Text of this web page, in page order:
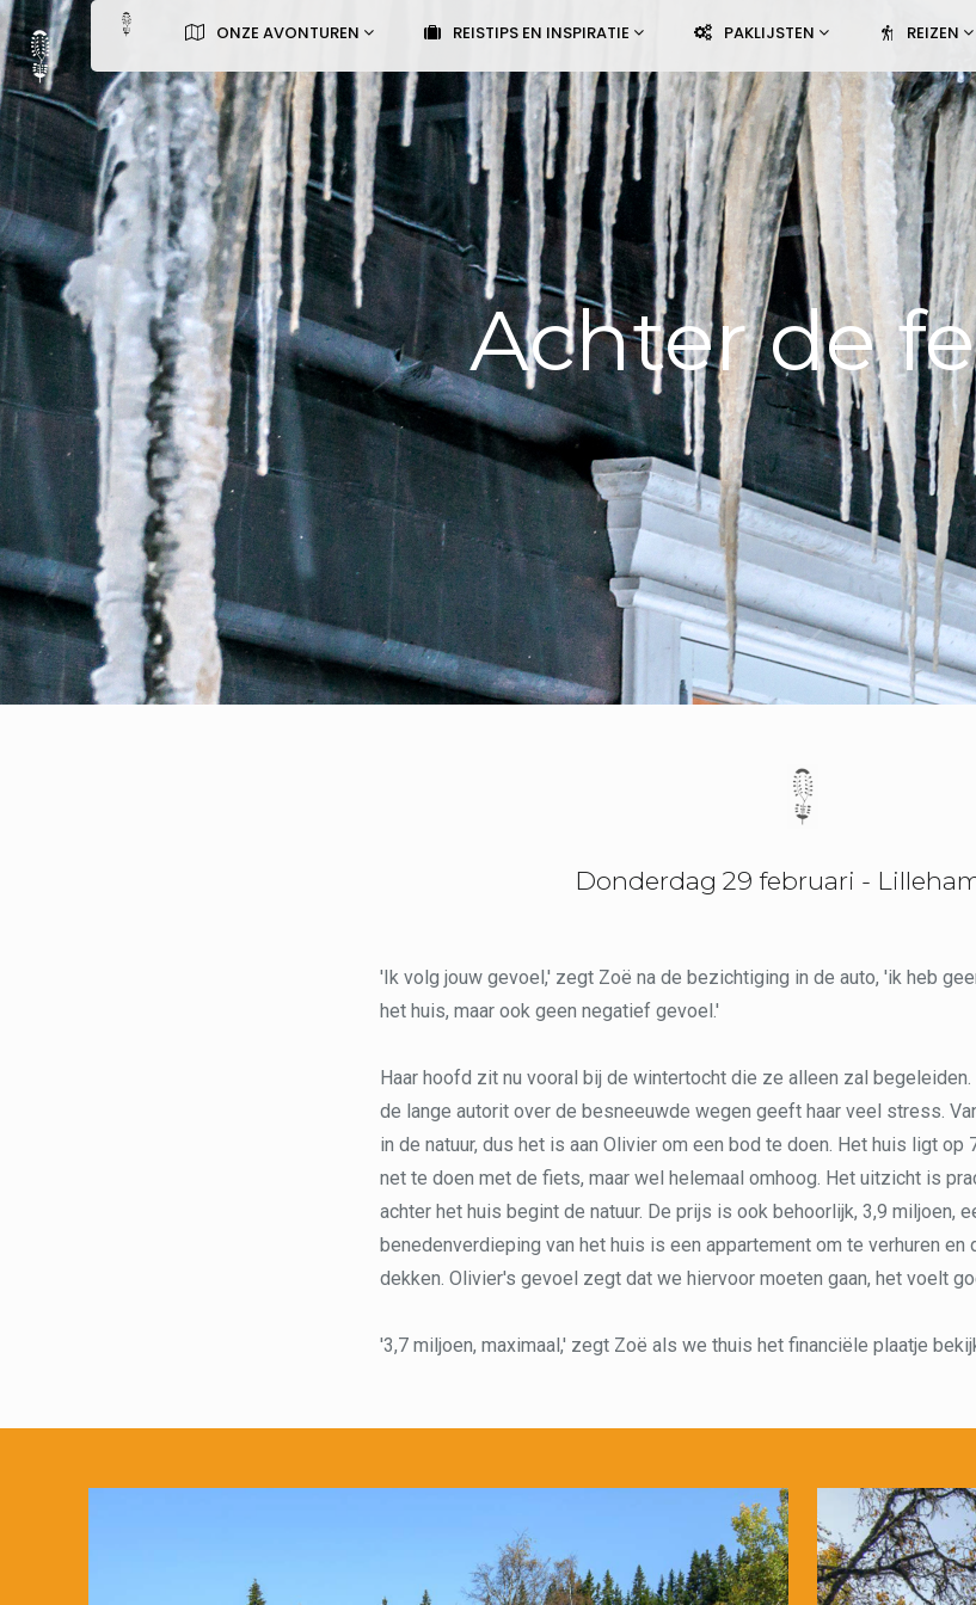
ONZE AVONTUREN REISTIPS EN INSPIRATIE PAKLIJSTEN REIZEN
Achter de
Donderdag 29 februari -
'Ik volg jouw gevoel,' zegt Zoë na de bezichtiging in de auto, 'ik heb
het huis, maar ook geen negatief gevoel.'
Haar hoofd zit nu vooral bij de wintertocht die ze alleen zal
de lange autorit over de besneeuwde wegen geeft haar veel stress.
in de natuur, dus het is aan Olivier om een bod te doen. Het huis ligt op
net te doen met de fiets, maar wel helemaal omhoog. Het uitzicht is
achter het huis begint de natuur. De prijs is ook behoorlijk, 3,9 miljoen,
benedenverdieping van het huis is een appartement om te verhuren en
dekken. Olivier's gevoel zegt dat we hiervoor moeten gaan, het voelt
'3,7 miljoen, maximaal,' zegt Zoë als we thuis het financiële plaatje